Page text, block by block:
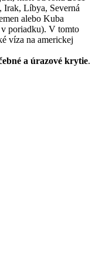
Irak, Líbya, Severná
alebo Kuba
poriadku). V tomto
víza na americkej
a úrazové krytie.